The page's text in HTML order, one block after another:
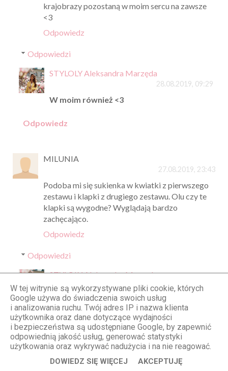
krajobrazy pozostaną w moim sercu na zawsze
<3
Odpowiedz
Odpowiedzi
STYLOLY Aleksandra Marzęda
28.08.2019, 09:29
W moim również <3
Odpowiedz
MILUNIA
27.08.2019, 23:43
Podoba mi się sukienka w kwiatki z pierwszego
zestawu i klapki z drugiego zestawu. Olu czy te
klapki są wygodne? Wyglądają bardzo
zachęcająco.
Odpowiedz
Odpowiedzi
STYLOLY Aleksandra Marzęda
28.08.2019, 09:38
Klapki są przewygodne <3 Polecam!
Odpowiedz
thespecialbeauty
W tej witrynie są wykorzystywane pliki cookie, których
Google używa do świadczenia swoich usług
i analizowania ruchu. Twój adres IP i nazwa klienta
użytkownika oraz dane dotyczące wydajności
i bezpieczeństwa są udostępniane Google, by zapewnić
odpowiednią jakość usług, generować statystyki
użytkowania oraz wykrywać nadużycia i na nie reagować.
DOWIEDZ SIĘ WIĘCEJ AKCEPTUJĘ